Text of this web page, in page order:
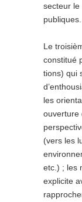
secteur le
publiques.
Le
constitué
tions) qui
les
ouverture
(vers les
etc.) ; les
explicite